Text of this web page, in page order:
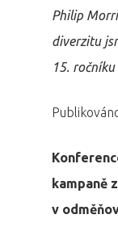
Philip
diverzitu
15.
kampaně
v